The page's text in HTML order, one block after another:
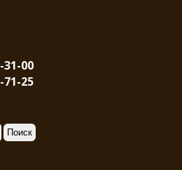
31-00
71-25